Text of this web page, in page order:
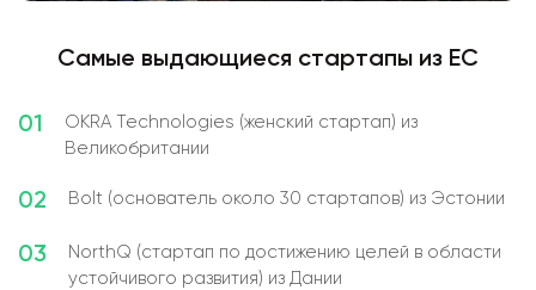
Самые выдающиеся стартапы из ЕС
01
OKRA Technologies (женский стартап) из
Великобритании
02 Bolt (основатель около 30 стартапов) из Эстонии
03
NorthQ (стартап по достижению целей в области
устойчивого развития) из Дании